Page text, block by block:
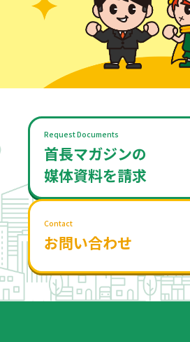
Request Documents
首長マガジンの
媒体資料を請求
Contact
お問い合わせ